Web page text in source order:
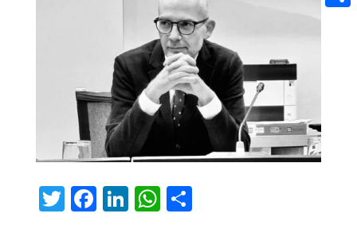
Twitter
Facebook
LinkedIn
WhatsApp
Condividi